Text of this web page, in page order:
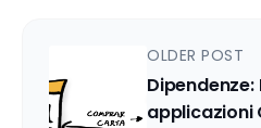
OLDER POST
Dipendenze:
applicazioni